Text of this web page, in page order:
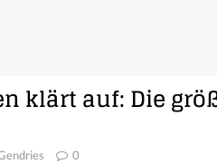
klärt auf: Die
0